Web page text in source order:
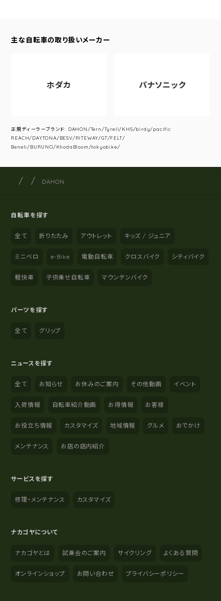
主な自転車の取り扱いメーカー
ホダカ パナソニック
正規ディーラーブランド: DAHON/Tern/Tyrell/KHS/birdy/pacific
REACH/DAYTONA/BESV/RITEWAY/GT/FELT/
Beneli/BURUNO/KhodaBloom/tokyobike/
サイト内の現在地
サイクルショップナカゴヤ
DAHON
自転車を探す
全て 折りたたみ アウトレット キッズ / ジュニア
ミニベロ e-Bike 電動自転車 クロスバイク シティバイク
軽快車 子供乗せ自転車 マウンテンバイク
パーツを探す
全て グリップ
ニュースを探す
全て お知らせ お休みのご案内 その他動画 イベント
入荷情報 自転車紹介動画 お得情報 お客様
お役立ち情報 カスタマイズ 地域情報 グルメ おでかけ
メンテナンス お店の店内紹介
サービスを探す
修理・メンテナンス カスタマイズ
ナカゴヤについて
ナカゴヤとは 試乗会のご案内 サイクリング よくある質問
オンラインショップ お問い合わせ プライバシーポリシー